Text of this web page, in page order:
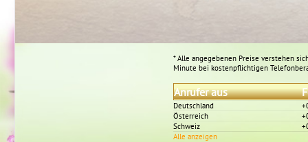
* Alle angegebenen Preise verstehen
Minute bei kostenpflichtigen
Anrufer aus
Deutschland
Österreich
Schweiz
Alle anzeigen